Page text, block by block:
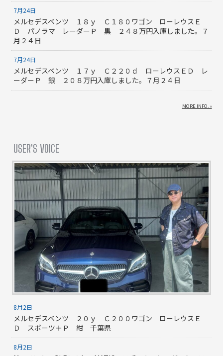
7月24日
メルセデスベンツ １８ｙ Ｃ１８０ワゴン ローレウスＥ
Ｄ パノラマ レーダーＰ 黒 ２４８万円入庫しました。７
月２４日
7月24日
メルセデスベンツ １７ｙ Ｃ２２０ｄ ローレウスＥＤ レ
ーダーＰ 銀 ２０８万円入庫しました。７月２４日
MORE INFO. »
USER'S VOICE
8月2日
メルセデスベンツ ２０ｙ Ｃ２００ワゴン ローレウスＥ
Ｄ スポーツ＋Ｐ 紺 千葉県
8月2日